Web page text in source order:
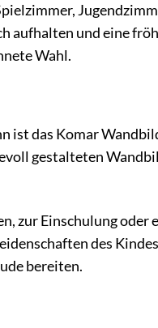
aufhalten und eine
Wahl.
ist das Komar
gestalteten
zur Einschulung
des
bereiten.